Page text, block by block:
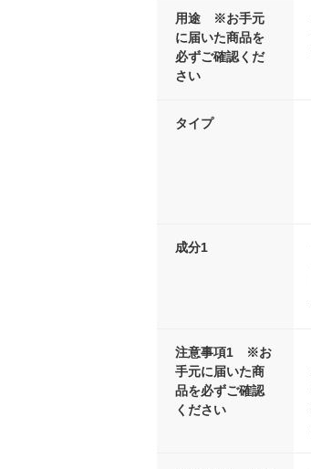
用途 ※お手元
に届いた商品を
必ずご確認くだ
さい
タイプ
成分1
注意事項1 ※お
手元に届いた商
品を必ずご確認
ください